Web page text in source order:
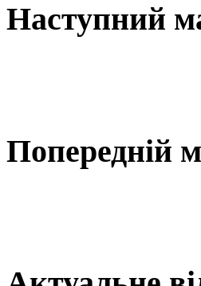
Наступний
Попередній